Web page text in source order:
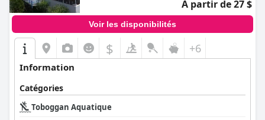
À partir de 27 $
Voir les disponibilités
$ +6
Information
Catégories
Toboggan Aquatique